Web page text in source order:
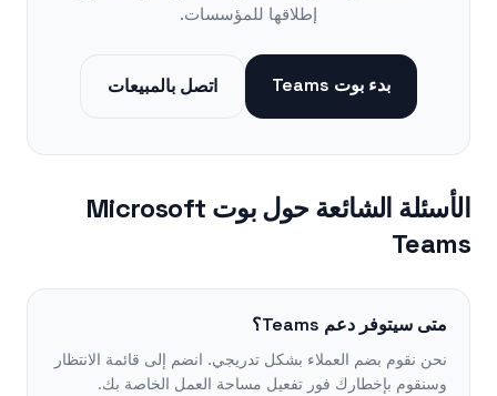
إطلاقها للمؤسسات.
بدء بوت Teams اتصل بالمبيعات
الأسئلة الشائعة حول بوت Microsoft
Teams
متى سيتوفر دعم Teams؟
نحن نقوم بضم العملاء بشكل تدريجي. انضم إلى قائمة الانتظار
وسنقوم بإخطارك فور تفعيل مساحة العمل الخاصة بك.